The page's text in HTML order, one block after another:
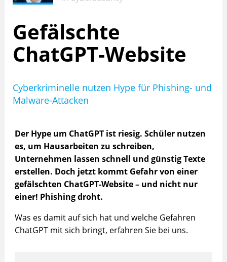
Gefälschte
ChatGPT-Website
Cyberkriminelle nutzen Hype für Phishing- und
Malware-Attacken
Der Hype um ChatGPT ist riesig. Schüler nutzen
es, um Hausarbeiten zu schreiben,
Unternehmen lassen schnell und günstig Texte
erstellen. Doch jetzt kommt Gefahr von einer
gefälschten ChatGPT-Website – und nicht nur
einer! Phishing droht.
Was es damit auf sich hat und welche Gefahren
ChatGPT mit sich bringt, erfahren Sie bei uns.